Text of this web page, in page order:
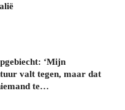
‘Mijn
valt tegen, maar dat
te…